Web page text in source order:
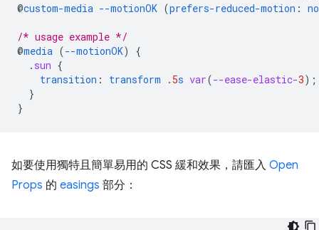
@custom-media --motionOK (prefers-reduced-motion :
/* usage example */
@media (--motionOK)
{
. sun {
transition : transform .5s var(--ease-elastic-3);
}
}
如要使用獨特且簡單易用的 CSS 緩和效果，請匯入 Open
Props 的 easings 部分：